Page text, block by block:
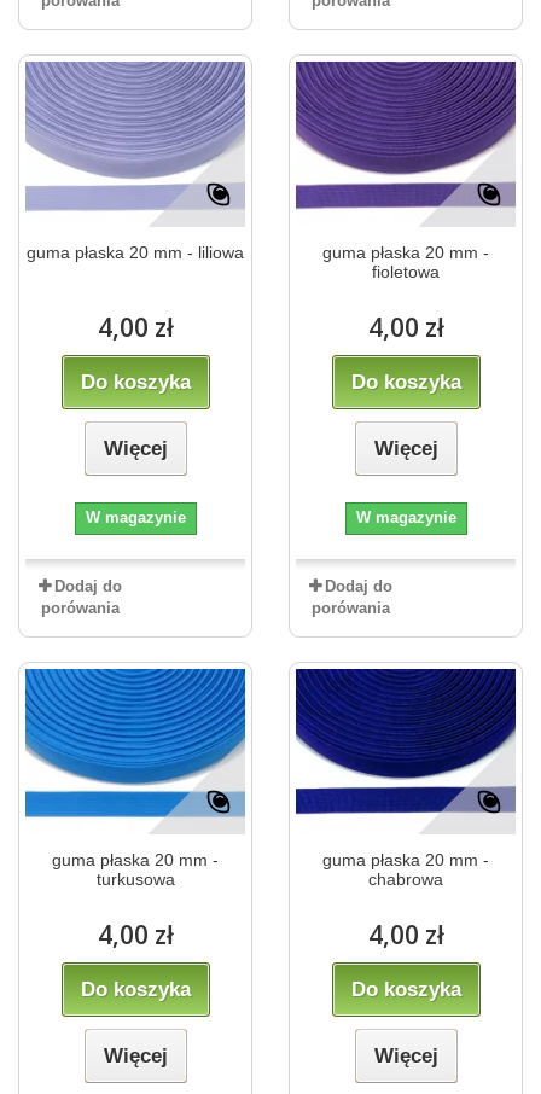
guma płaska 20 mm - liliowa
4,00 zł
Do koszyka
Więcej
W magazynie
Dodaj do
porówania
guma płaska 20 mm -
fioletowa
4,00 zł
Do koszyka
Więcej
W magazynie
Dodaj do
porówania
guma płaska 20 mm -
turkusowa
4,00 zł
Do koszyka
Więcej
guma płaska 20 mm -
chabrowa
4,00 zł
Do koszyka
Więcej